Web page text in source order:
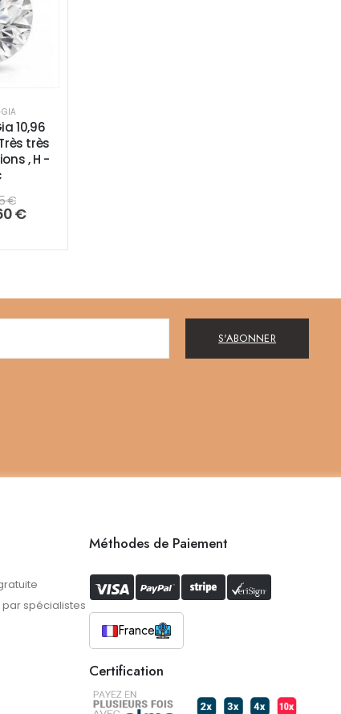
10,96
très
, H -
€
€
S'ABONNER
spécialistes
Méthodes de Paiement
France
Certification